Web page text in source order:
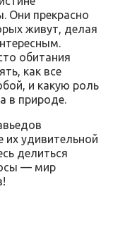
Они прекрасно
живут, делая
обитания
как все
и какую роль
в природе.
их удивительной
делиться
— мир